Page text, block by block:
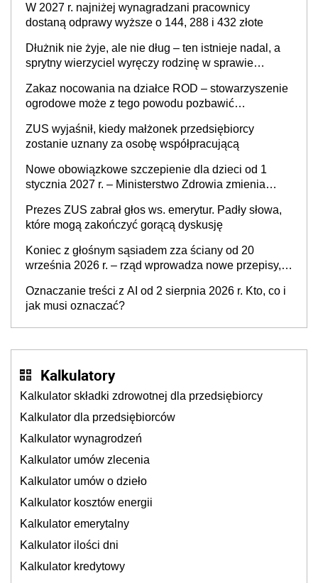
W 2027 r. najniżej wynagradzani pracownicy
dostaną odprawy wyższe o 144, 288 i 432 złote
Dłużnik nie żyje, ale nie dług – ten istnieje nadal, a
sprytny wierzyciel wyręczy rodzinę w sprawie
Zakaz nocowania na działce ROD – stowarzyszenie
ogrodowe może z tego powodu pozbawić
dzierżawę)?
ZUS wyjaśnił, kiedy małżonek przedsiębiorcy
zostanie uznany za osobę współpracującą
Nowe obowiązkowe szczepienie dla dzieci od 1
stycznia 2027 r. – Ministerstwo Zdrowia zmienia
Prezes ZUS zabrał głos ws. emerytur. Padły słowa,
które mogą zakończyć gorącą dyskusję
Koniec z głośnym sąsiadem zza ściany od 20
września 2026 r. – rząd wprowadza nowe przepisy,
Oznaczanie treści z AI od 2 sierpnia 2026 r. Kto, co i
jak musi oznaczać?
Kalkulatory
Kalkulator składki zdrowotnej dla przedsiębiorcy
Kalkulator dla przedsiębiorców
Kalkulator wynagrodzeń
Kalkulator umów zlecenia
Kalkulator umów o dzieło
Kalkulator kosztów energii
Kalkulator emerytalny
Kalkulator ilości dni
Kalkulator kredytowy